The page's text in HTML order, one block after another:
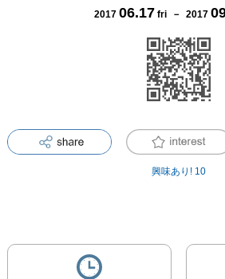
2017 06.17 fri － 2017
興味あり! 10